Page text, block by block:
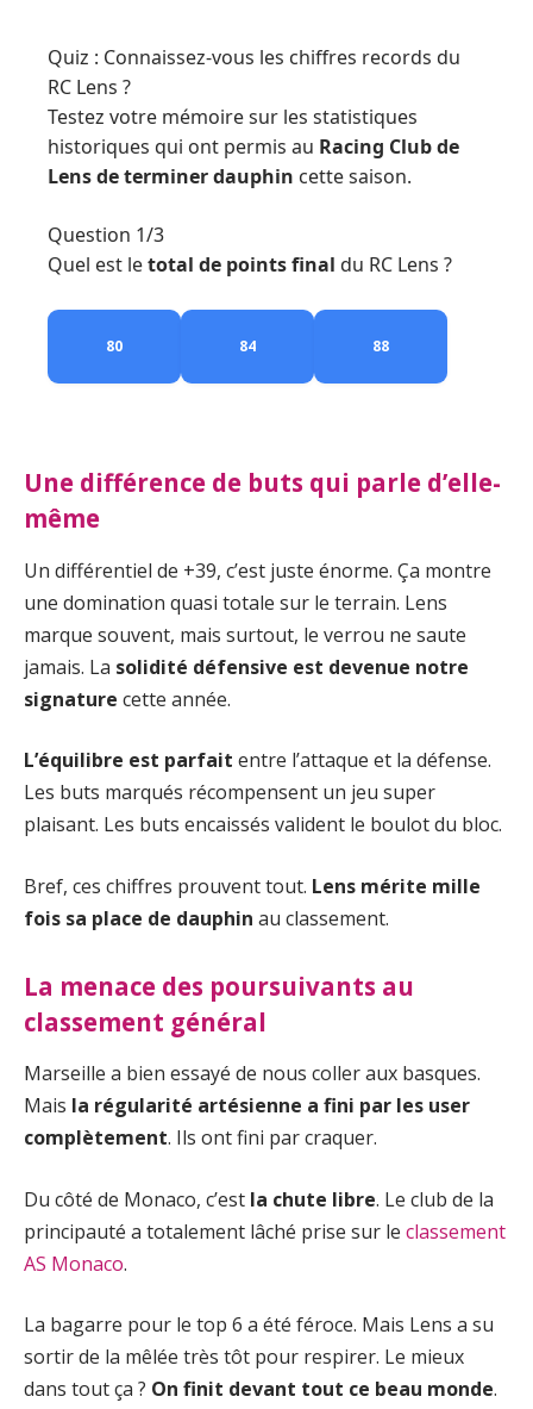
Quiz : Connaissez-vous les chiffres records du
RC Lens ?
Testez votre mémoire sur les statistiques
historiques qui ont permis au Racing Club de
Lens de terminer dauphin cette saison.
Question 1/3
Quel est letotal de points final du RC Lens ?
80 84 88
Une différence de buts qui parle d’elle-
même
Un différentiel de +39, c’est juste énorme. Ça montre
une domination quasi totale sur le terrain. Lens
marque souvent, mais surtout, le verrou ne saute
jamais. La solidité défensive est devenue notre
signature cette année.
L’équilibre est parfait entre l’attaque et la défense.
Les buts marqués récompensent un jeu super
plaisant. Les buts encaissés valident le boulot du bloc.
Bref, ces chiffres prouvent tout. Lens mérite mille
fois sa place de dauphin au classement.
La menace des poursuivants au
classement général
Marseille a bien essayé de nous coller aux basques.
Mais la régularité artésienne a fini par les user
complètement. Ils ont fini par craquer.
Du côté de Monaco, c’est la chute libre. Le club de la
principauté a totalement lâché prise sur le classement
AS Monaco.
La bagarre pour le top 6 a été féroce. Mais Lens a su
sortir de la mêlée très tôt pour respirer. Le mieux
dans tout ça ? On finit devant tout ce beau monde.